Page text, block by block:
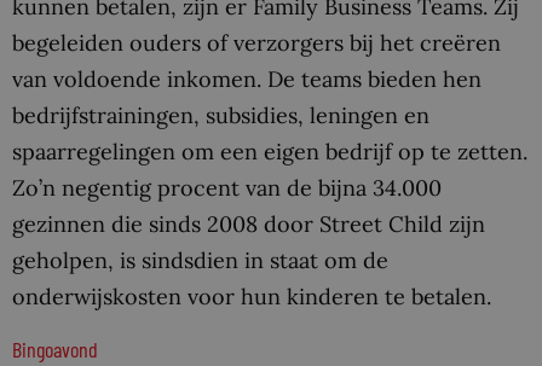
kunnen betalen, zijn er Family Business Teams. Zij
begeleiden ouders of verzorgers bij het creëren
van voldoende inkomen. De teams bieden hen
bedrijfstrainingen, subsidies, leningen en
spaarregelingen om een eigen bedrijf op te zetten.
Zo’n negentig procent van de bijna 34.000
gezinnen die sinds 2008 door Street Child zijn
geholpen, is sindsdien in staat om de
onderwijskosten voor hun kinderen te betalen.
Bingoavond